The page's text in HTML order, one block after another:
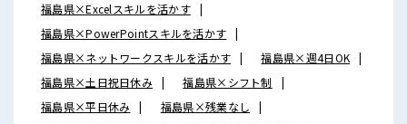
福島県×Excelスキルを活かす
福島県×PowerPointスキルを活かす
福島県×ネットワークスキルを活かす
福島県×週4日OK
福島県×土日祝日休み
福島県×シフト制
福島県×平日休み
福島県×残業なし